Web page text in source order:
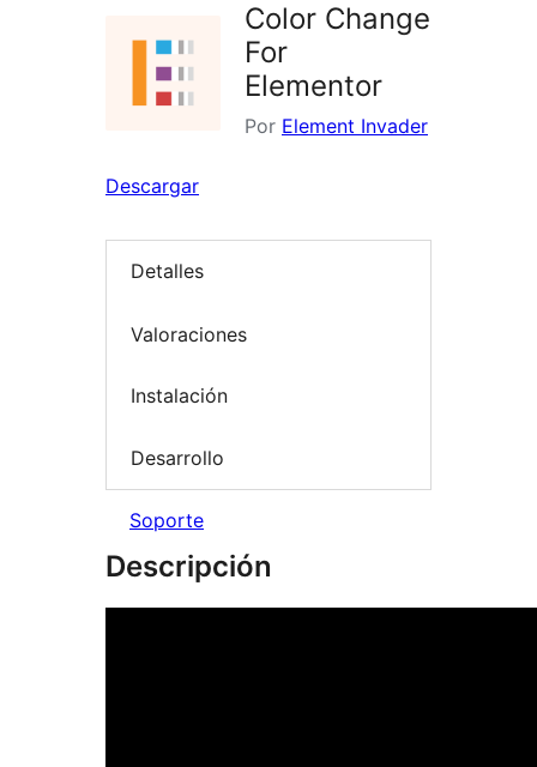
Color Change
For
Elementor
Por Element Invader
Descargar
Detalles
Valoraciones
Instalación
Desarrollo
Soporte
Descripción